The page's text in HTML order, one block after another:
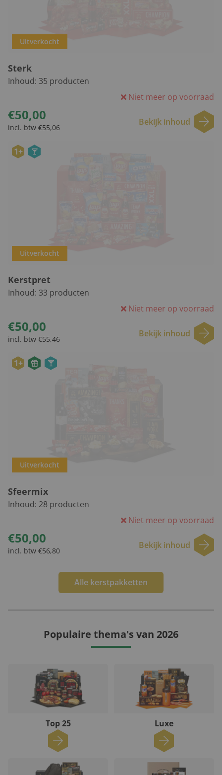
Uitverkocht
Sterk
Inhoud: 35 producten
Niet meer op voorraad
€50,00
incl. btw €55,06
Bekijk inhoud
1+
Uitverkocht
Kerstpret
Inhoud: 33 producten
Niet meer op voorraad
€50,00
incl. btw €55,46
Bekijk inhoud
1+
Uitverkocht
Sfeermix
Inhoud: 28 producten
Niet meer op voorraad
€50,00
incl. btw €56,80
Bekijk inhoud
Alle kerstpakketten
Populaire thema's van 2026
Top 25 Luxe